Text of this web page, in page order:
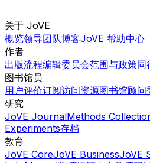
关于 JoVE
概览领导团队博客JoVE 帮助中心
作者
出版流程编辑委员会范围与政策同
图书馆员
用户评价订阅访问资源图书馆顾问
研究
JoVE JournalMethods
Experiments存档
教育
JoVE CoreJoVE BusinessJoVE